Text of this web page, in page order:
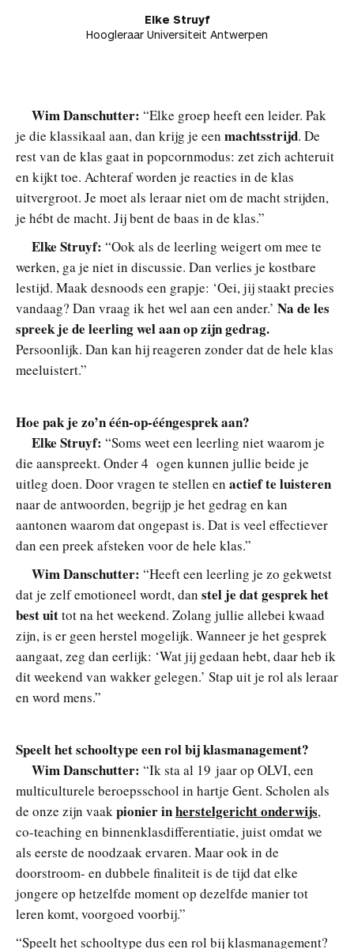
Elke Struyf
Hoogleraar Universiteit Antwerpen
Wim Danschutter: “Elke groep heeft een leider. Pak
je die klassikaal aan, dan krijg je een machtsstrijd. De
rest van de klas gaat in popcornmodus: zet zich achteruit
en kijkt toe. Achteraf worden je reacties in de klas
uitvergroot. Je moet als leraar niet om de macht strijden,
je hébt de macht. Jij bent de baas in de klas.”
Elke Struyf: “Ook als de leerling weigert om mee te
werken, ga je niet in discussie. Dan verlies je kostbare
lestijd. Maak desnoods een grapje: ‘Oei, jij staakt precies
vandaag? Dan vraag ik het wel aan een ander.’ Na de les
spreek je de leerling wel aan op zijn gedrag.
Persoonlijk. Dan kan hij reageren zonder dat de hele klas
meeluistert.”
Hoe pak je zo’n één-op-ééngesprek aan?
Elke Struyf: “Soms weet een leerling niet waarom je
die aanspreekt. Onder 4 ogen kunnen jullie beide je
uitleg doen. Door vragen te stellen en actief te luisteren
naar de antwoorden, begrijp je het gedrag en kan
aantonen waarom dat ongepast is. Dat is veel effectiever
dan een preek afsteken voor de hele klas.”
Wim Danschutter: “Heeft een leerling je zo gekwetst
dat je zelf emotioneel wordt, dan stel je dat gesprek het
best uittot na het weekend. Zolang jullie allebei kwaad
zijn, is er geen herstel mogelijk. Wanneer je het gesprek
aangaat, zeg dan eerlijk: ‘Wat jij gedaan hebt, daar heb ik
dit weekend van wakker gelegen.’ Stap uit je rol als leraar
en word mens.”
Speelt het schooltype een rol bij klasmanagement?
Wim Danschutter: “Ik sta al 19 jaar op OLVI, een
multiculturele beroepsschool in hartje Gent. Scholen als
de onze zijn vaak pionier inherstelgericht onderwijs,
co-teaching en binnenklasdifferentiatie, juist omdat we
als eerste de noodzaak ervaren. Maar ook in de
doorstroom- en dubbele finaliteit is de tijd dat elke
jongere op hetzelfde moment op dezelfde manier tot
leren komt, voorgoed voorbij.”
“Speelt het schooltype dus een rol bij klasmanagement?